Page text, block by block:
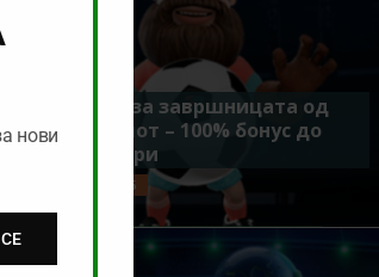
Идеално за завршницата од
Мундијалот – 100% бонус до
7500 денари
ЈУЛИ 15, 2026
нови